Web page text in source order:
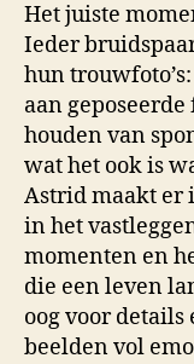
Het juiste
Ieder
hun
aan
houden van
wat het ook is
Astrid maakt er
in het
momenten en
die een leven
oog voor
beelden vol